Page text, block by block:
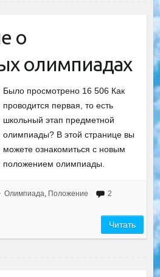
о
олимпиадах
Было просмотрено 16 506 Как
проводится первая, то есть
школьный этап предметной
олимпиады? В этой странице вы
можете ознакомиться с новым
положением олимпиады.
Олимпиада, Положение
2
Читать